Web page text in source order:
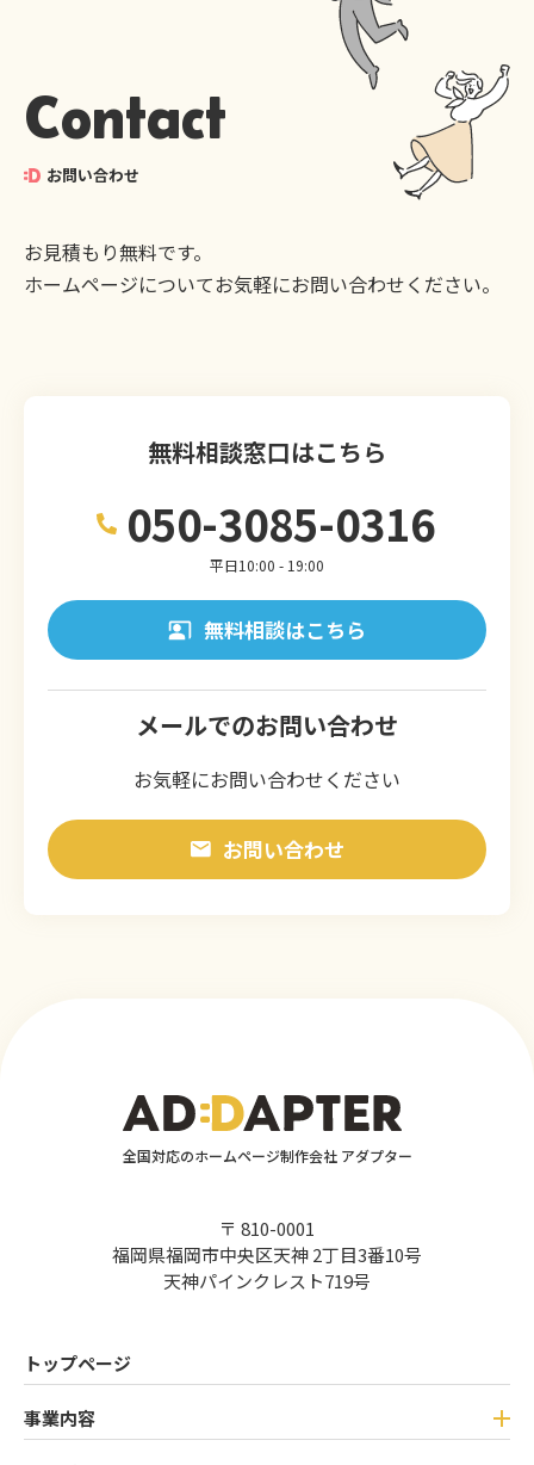
Contact
お問い合わせ
お見積もり無料です。
ホームページについてお気軽にお問い合わせください。
無料相談窓口はこちら
050-3085-0316
平日10:00 - 19:00
無料相談はこちら
メールでのお問い合わせ
お気軽にお問い合わせください
お問い合わせ
全国対応のホームページ制作会社 アダプター
〒 810-0001
福岡県福岡市中央区天神 2丁目3番10号
天神パインクレスト719号
トップページ
事業内容